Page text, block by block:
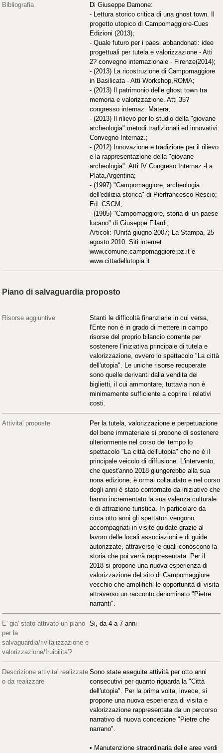
Bibliografia
Di Giuseppe Damone:
- Lettura storico critica di una ghost town. Il
progetto utopico di Campomaggiore-Cues
Edizioni (2013);
- Quale futuro per i paesi abbandonati: idee
progettuali per tutela e valorizzazione - Atti
2? convegno internazionale - Firenze(2014);
- (2013) La ricostruzione di Campomaggiore
in Basilicata - Atti Workshop,ROMA;
- (2013) Il patrimonio delle ghost town tra
memoria e valorizzazione. Atti 35?
congresso internaz. Matera;
- (2013) Il rilievo per lo studio della "giovane
archeologia":metodi tradizionali ed innovativi.
Convegno Internaz.;
- (2012) Innovazione e tradizione per il rilievo
e la rappresentazione della "giovane
archeologia". Atti IV Congreso Internaz.-La
Plata,Argentina;
- (1997) "Campomaggiore, archeologia
dell'edilizia storica" di Pierfrancesco Rescio;
Ed. CSCM;
- (1985) "Campomaggiore, storia di un paese
lucano" di Giuseppe Filardi;
Articoli: l'Unità giugno 2007; La Stampa, 25
agosto 2010. Siti internet
www.comune.campomaggiore.pz.it e
www.cittadellutopia.it
Piano di salvaguardia proposto
Risorse aggiuntive
Stanti le difficoltà finanziarie in cui versa,
l'Ente non è in grado di mettere in campo
risorse del proprio bilancio corrente per
sostenere l'iniziativa principale di tutela e
valorizzazione, ovvero lo spettacolo "La città
dell'utopia". Le uniche risorse recuperate
sono quelle derivanti dalla vendita dei
biglietti, il cui ammontare, tuttavia non è
minimamente sufficiente a coprire i relativi
costi.
Attivita' proposte
Per la tutela, valorizzazione e perpetuazione
del bene immateriale si propone di sostenere
ulteriormente nel corso del tempo lo
spettacolo "La città dell'utopia" che ne è il
principale veicolo di diffusione. L'intervento,
che quest'anno 2018 giungerebbe alla sua
nona edizione, è ormai collaudato e nel corso
degli anni è stato contornato da iniziative che
hanno incrementato la sua valenza culturale
e di attrazione turistica. In particolare da
circa otto anni gli spettatori vengono
accompagnati in visite guidate grazie al
lavoro delle locali associazioni e di guide
autorizzate, attraverso le quali conoscono la
storia che poi verrà rappresentata. Per il
2018 si propone una nuova esperienza di
valorizzazione del sito di Campomaggiore
vecchio che amplifichi le opportunità di visita
attraverso un racconto denominato "Pietre
narranti".
E' gia' stato attivato un piano
per la
salvaguardia/rivitalizzazione e
valorizzazione/fruibilita'?
Si, da 4 a 7 anni
Descrizione attivita' realizzate
o da realizzare
Sono state eseguite attività per otto anni
consecutivi per quanto riguarda la "Città
dell'utopia". Per la prima volta, invece, si
propone una nuova esperienza di visita e
valorizzazione rappresentata da un percorso
narrativo di nuova concezione "Pietre che
narrano".
• Manutenzione straordinaria delle aree verdi